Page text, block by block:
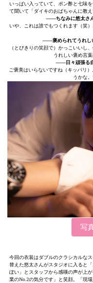
いっぱい入っていて、ポン酢と七味
て聞いて「ダイキのおばちゃんに教
――ちなみに悠太さ
いや、これは誰でもつくれます（笑
――褒められてうれし
（とびきりの笑顔で）かっこいいし
うれしい褒め言
――日々頑張る
ご褒美はいらないですね（キッパリ
うかな
写
今回の衣装はダブルのクラシカルな
替えた悠太さんがスタジオに入ると
ぽい」とスタッフから感嘆の声が上
業のNo.2の気分です」と笑顔。「現